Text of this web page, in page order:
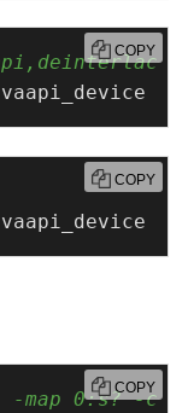
/
COPY
/
COPY
map 0:s? -c:s
COPY